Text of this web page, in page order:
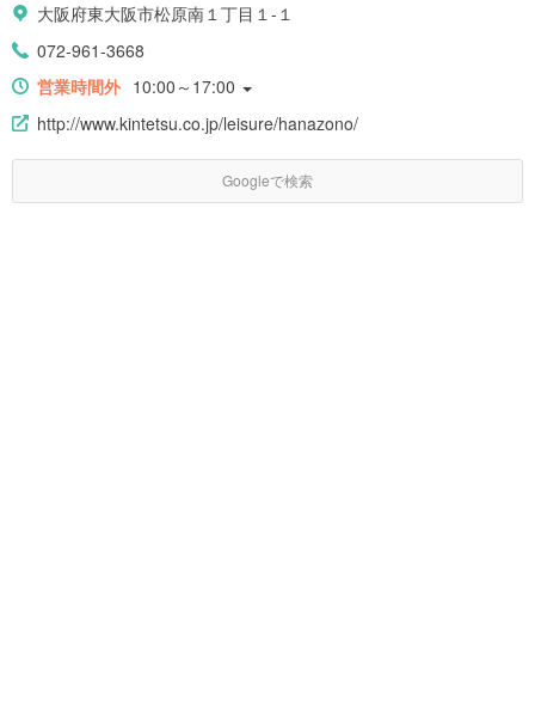
大阪府東大阪市松原南１丁目１-１
072-961-3668
営業時間外 10:00～17:00
http://www.kintetsu.co.jp/leisure/hanazono/
Googleで検索